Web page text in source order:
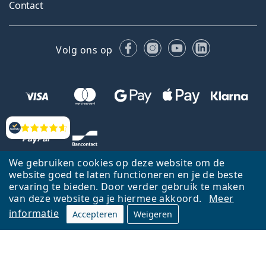
We gebruiken cookies op deze website om de
website goed te laten functioneren en je de beste
ervaring te bieden. Door verder gebruik te maken
van deze website ga je hiermee akkoord.
Meer
informatie
Accepteren Weigeren
Beoordelingen
Contact
Volg ons op FacebookInstagram
YouTubeLinkedIn
Terug naar de homepagina Ga omhoog